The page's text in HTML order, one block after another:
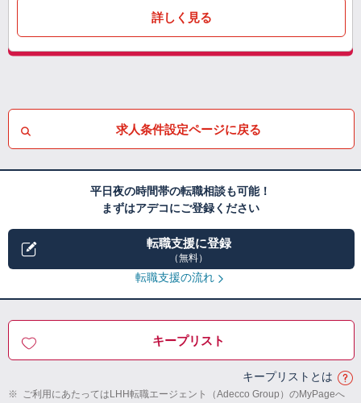
詳しく見る
求人条件設定ページに戻る
平日夜の時間帯の転職相談も可能！
まずはアデコにご登録ください
転職支援に登録
（無料）
転職支援の流れ
キープリスト
キープリストとは
※ ご利用にあたってはLHH転職エージェント（Adecco Group）のMyPageへ